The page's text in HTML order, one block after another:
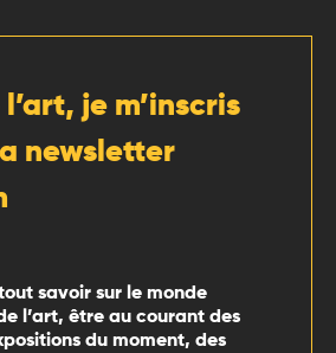
je m’inscris
newsletter
savoir sur le monde
l’art, être au courant des
du moment, des